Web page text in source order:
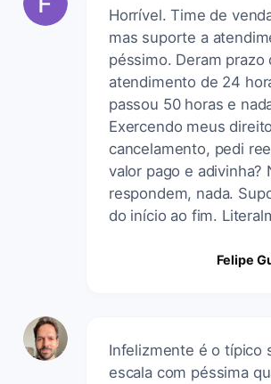
Horrível. Time de
mas suporte a
péssimo. Deram prazo
atendimento de 24
passou 50 horas e
Exercendo meus
cancelamento, pedi
valor pago e adivinha?
respondem, nada.
do início ao fim.
Felipe
Infelizmente é o típico
escala com péssima